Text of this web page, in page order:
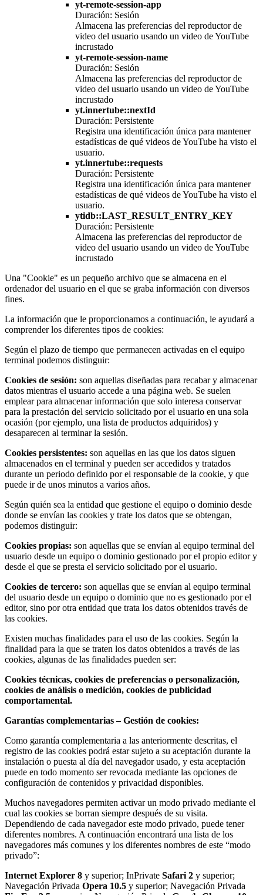
yt-remote-session-app
Duración: Sesión
Almacena las preferencias del reproductor de
video del usuario usando un video de YouTube
incrustado
yt-remote-session-name
Duración: Sesión
Almacena las preferencias del reproductor de
video del usuario usando un video de YouTube
incrustado
yt.innertube::nextId
Duración: Persistente
Registra una identificación única para mantener
estadísticas de qué videos de YouTube ha visto el
usuario.
yt.innertube::requests
Duración: Persistente
Registra una identificación única para mantener
estadísticas de qué videos de YouTube ha visto el
usuario.
ytidb::LAST_RESULT_ENTRY_KEY
Duración: Persistente
Almacena las preferencias del reproductor de
video del usuario usando un video de YouTube
incrustado
Una "Cookie" es un pequeño archivo que se almacena en el
ordenador del usuario en el que se graba información con diversos
fines.
La información que le proporcionamos a continuación, le ayudará a
comprender los diferentes tipos de cookies:
Según el plazo de tiempo que permanecen activadas en el equipo
terminal podemos distinguir:
Cookies de sesión: son aquellas diseñadas para recabar y almacenar
datos mientras el usuario accede a una página web. Se suelen
emplear para almacenar información que solo interesa conservar
para la prestación del servicio solicitado por el usuario en una sola
ocasión (por ejemplo, una lista de productos adquiridos) y
desaparecen al terminar la sesión.
Cookies persistentes: son aquellas en las que los datos siguen
almacenados en el terminal y pueden ser accedidos y tratados
durante un periodo definido por el responsable de la cookie, y que
puede ir de unos minutos a varios años.
Según quién sea la entidad que gestione el equipo o dominio desde
donde se envían las cookies y trate los datos que se obtengan,
podemos distinguir:
Cookies propias: son aquellas que se envían al equipo terminal del
usuario desde un equipo o dominio gestionado por el propio editor y
desde el que se presta el servicio solicitado por el usuario.
Cookies de tercero: son aquellas que se envían al equipo terminal
del usuario desde un equipo o dominio que no es gestionado por el
editor, sino por otra entidad que trata los datos obtenidos través de
las cookies.
Existen muchas finalidades para el uso de las cookies. Según la
finalidad para la que se traten los datos obtenidos a través de las
cookies, algunas de las finalidades pueden ser:
Cookies técnicas, cookies de preferencias o personalización,
cookies de análisis o medición, cookies de publicidad
comportamental.
Garantías complementarias – Gestión de cookies:
Como garantía complementaria a las anteriormente descritas, el
registro de las cookies podrá estar sujeto a su aceptación durante la
instalación o puesta al día del navegador usado, y esta aceptación
puede en todo momento ser revocada mediante las opciones de
configuración de contenidos y privacidad disponibles.
Muchos navegadores permiten activar un modo privado mediante el
cual las cookies se borran siempre después de su visita.
Dependiendo de cada navegador este modo privado, puede tener
diferentes nombres. A continuación encontrará una lista de los
navegadores más comunes y los diferentes nombres de este “modo
privado”:
Internet Explorer 8 y superior; InPrivate Safari 2 y superior;
Navegación Privada Opera 10.5 y superior; Navegación Privada